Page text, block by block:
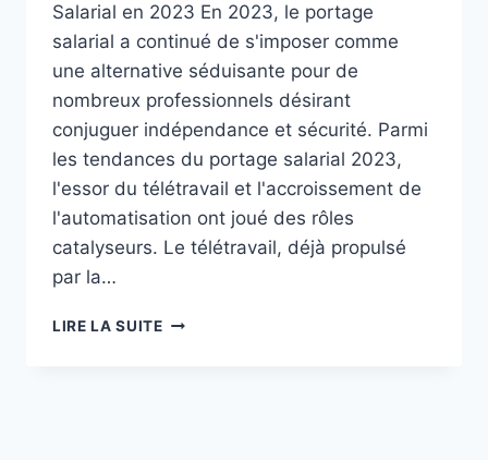
Salarial en 2023 En 2023, le portage
salarial a continué de s'imposer comme
une alternative séduisante pour de
nombreux professionnels désirant
conjuguer indépendance et sécurité. Parmi
les tendances du portage salarial 2023,
l'essor du télétravail et l'accroissement de
l'automatisation ont joué des rôles
catalyseurs. Le télétravail, déjà propulsé
par la…
LIRE LA SUITELES